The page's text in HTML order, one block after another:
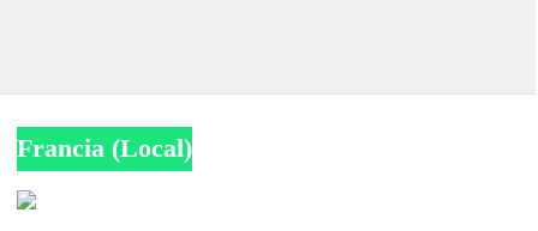
Francia (Local)